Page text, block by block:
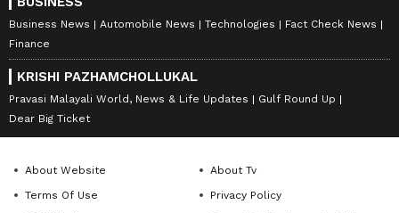
Business News Automobile News Technologies
Fact Check News
Finance
KRISHI PAZHAMCHOLLUKAL
Pravasi Malayali World, News & Life Updates
Gulf Round Up
Dear Big Ticket
About Website
About Tv
Terms Of Use
Privacy Policy